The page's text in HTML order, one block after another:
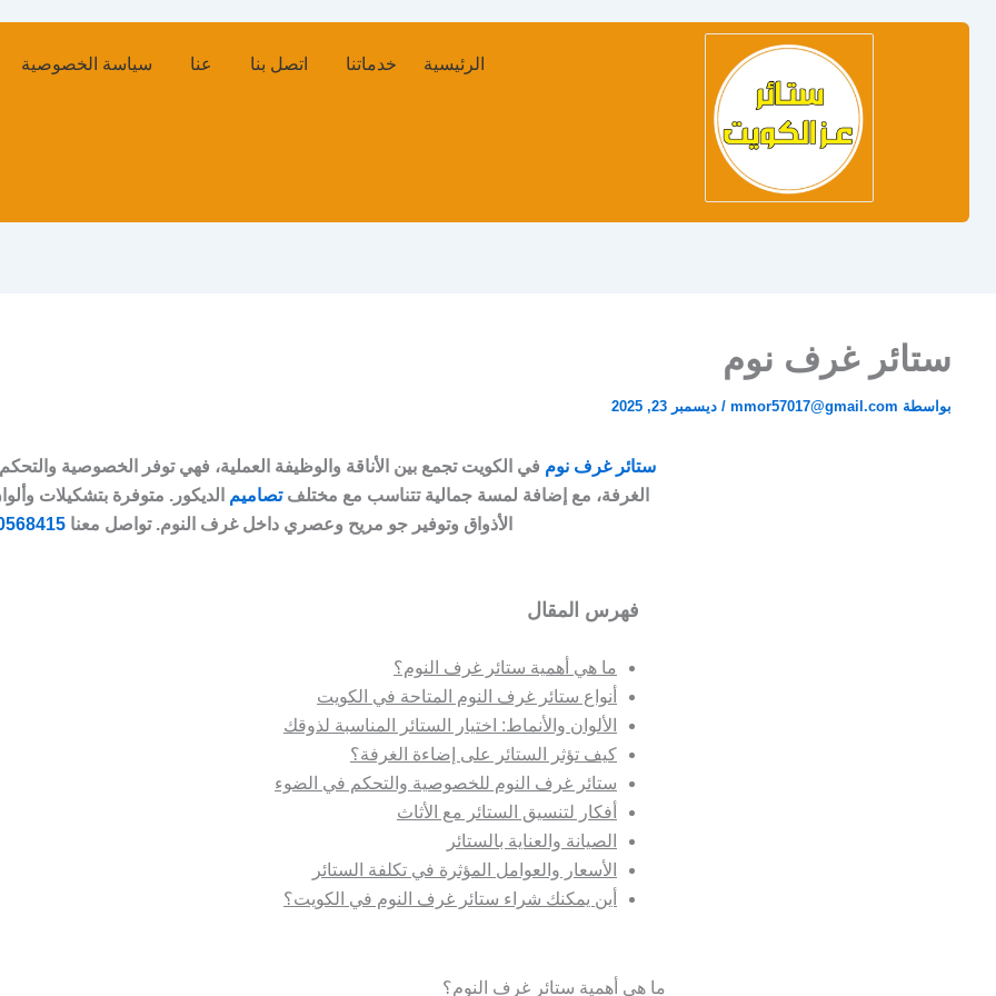
الرئيسية خدماتنا اتصل بنا عنا سياسة الخصوصية
ستائر غرف نوم
بواسطة mmor57017@gmail.com
/ ديسمبر 23, 2025
ستائر غرف نوم في الكويت تجمع بين الأناقة والوظيفة العملية، فهي توفر الخصوصية
الغرفة، مع إضافة لمسة جمالية تتناسب مع مختلفتصاميم الديكور. متوفرة بتشكيلات
الأذواق وتوفير جو مريح وعصري داخل غرف النوم. تواصل معنا
فهرس المقال
ما هي أهمية ستائر غرف النوم؟
أنواع ستائر غرف النوم المتاحة في الكويت
الألوان والأنماط: اختيار الستائر المناسبة لذوقك
كيف تؤثر الستائر على إضاءة الغرفة؟
ستائر غرف النوم للخصوصية والتحكم في الضوء
أفكار لتنسيق الستائر مع الأثاث
الصيانة والعناية بالستائر
الأسعار والعوامل المؤثرة في تكلفة الستائر
أين يمكنك شراء ستائر غرف النوم في الكويت؟
ما هي أهمية ستائر غرف النوم؟
ستائر
ويفي
مودرن
أضف
لمسة
من
والانسيابية
ستائر
ستائر
دبل
امريكي